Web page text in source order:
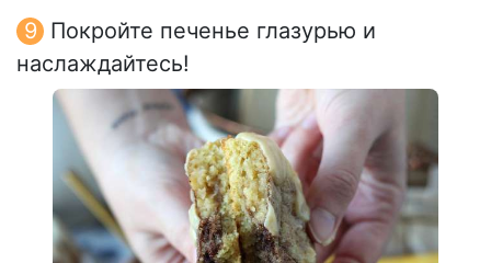
Покройте печенье глазурью и
наслаждайтесь!